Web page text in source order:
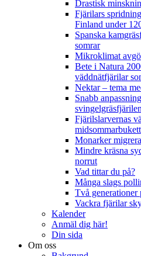
Drastisk
Fjärilars
Finland under
Spanska
somrar
Mikroklimat
Bete i Natura
väddnätfjärilar
Nektar – tema
Snabb
Fjärilslarvernas
midsommarbukett
Monarker
Mindre kräsna
norrut
Vad tittar du på?
Många slags
Två generationer
Vackra fjärilar
Kalender
Anmäl dig här!
Din sida
Om oss